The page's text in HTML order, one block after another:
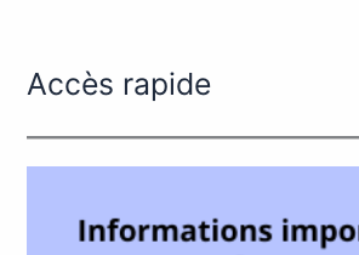
Accès rapide